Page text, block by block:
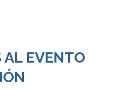
AL EVENTO